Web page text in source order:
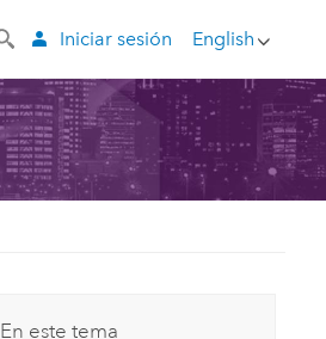
English
Iniciar sesión
En este tema